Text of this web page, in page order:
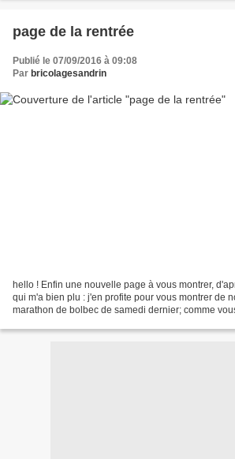
page de la rentrée
Publié le 07/09/2016 à 09:08
Par bricolagesandrin
hello ! Enfin une nouvelle page à vous montrer,
qui m'a bien plu : j'en profite pour vous montrer de
marathon de bolbec de samedi dernier; comme